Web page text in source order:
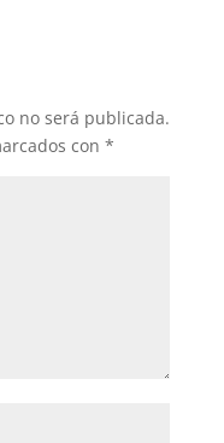
no será publicada.
con *